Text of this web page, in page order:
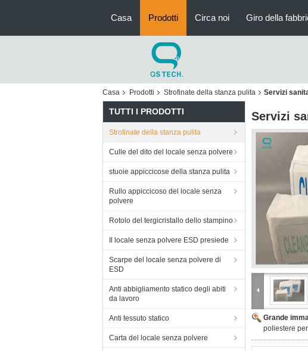
Casa Prodotti Circa noi Giro della
Casa Prodotti Strofinate della stanza pulita Servizi
TUTTI I PRODOTTI
Strofinate della stanza pulita
Culle del dito del locale senza polvere
stuoie appiccicose della stanza pulita
Rullo appiccicoso del locale senza
polvere
Rotolo del tergicristallo dello stampino
Il locale senza polvere ESD presiede
Scarpe del locale senza polvere di
ESD
Anti abbigliamento statico degli abiti
da lavoro
Anti tessuto statico
Carta del locale senza polvere
Servizi
Grande
poliestere